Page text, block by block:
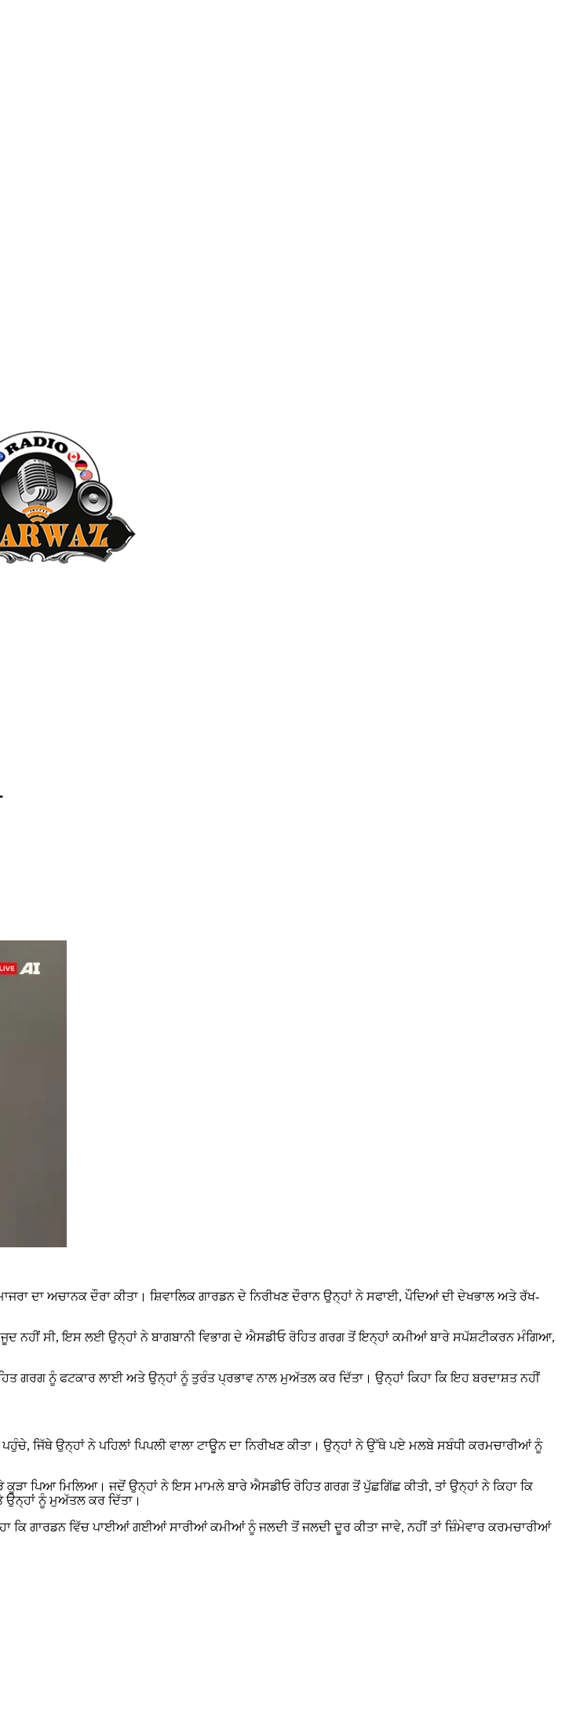
ਦਾ ਅਚਾਨਕ ਦੌਰਾ ਕੀਤਾ। ਸ਼ਿਵਾਲਿਕ ਗਾਰਡਨ ਦੇ ਨਿਰੀਖਣ ਦੌਰਾਨ ਉਨ੍ਹਾਂ ਨੇ ਸਫਾਈ, ਪੌਦਿਆਂ ਦੀ ਦੇਖਭਾਲ ਅਤੇ ਰੱਖ-
ਨਹੀਂ ਸੀ, ਇਸ ਲਈ ਉਨ੍ਹਾਂ ਨੇ ਬਾਗਬਾਨੀ ਵਿਭਾਗ ਦੇ ਐਸਡੀਓ ਰੋਹਿਤ ਗਰਗ ਤੋਂ ਇਨ੍ਹਾਂ ਕਮੀਆਂ ਬਾਰੇ ਸਪੱਸ਼ਟੀਕਰਨ ਮੰਗਿਆ,
ਗਰਗ ਨੂੰ ਫਟਕਾਰ ਲਾਈ ਅਤੇ ਉਨ੍ਹਾਂ ਨੂੰ ਤੁਰੰਤ ਪ੍ਰਭਾਵ ਨਾਲ ਮੁਅੱਤਲ ਕਰ ਦਿੱਤਾ। ਉਨ੍ਹਾਂ ਕਿਹਾ ਕਿ ਇਹ ਬਰਦਾਸ਼ਤ ਨਹੀਂ
ਜਿੱਥੇ ਉਨ੍ਹਾਂ ਨੇ ਪਹਿਲਾਂ ਪਿਪਲੀ ਵਾਲਾ ਟਾਊਨ ਦਾ ਨਿਰੀਖਣ ਕੀਤਾ। ਉਨ੍ਹਾਂ ਨੇ ਉੱਥੇ ਪਏ ਮਲਬੇ ਸਬੰਧੀ ਕਰਮਚਾਰੀਆਂ ਨੂੰ
ਪਿਆ ਮਿਲਿਆ। ਜਦੋਂ ਉਨ੍ਹਾਂ ਨੇ ਇਸ ਮਾਮਲੇ ਬਾਰੇ ਐਸਡੀਓ ਰੋਹਿਤ ਗਰਗ ਤੋਂ ਪੁੱਛਗਿੱਛ ਕੀਤੀ, ਤਾਂ ਉਨ੍ਹਾਂ ਨੇ ਕਿਹਾ ਕਿ
ਉਨ੍ਹਾਂ ਨੂੰ ਮੁਅੱਤਲ ਕਰ ਦਿੱਤਾ।
ਕਿ ਗਾਰਡਨ ਵਿੱਚ ਪਾਈਆਂ ਗਈਆਂ ਸਾਰੀਆਂ ਕਮੀਆਂ ਨੂੰ ਜਲਦੀ ਤੋਂ ਜਲਦੀ ਦੂਰ ਕੀਤਾ ਜਾਵੇ, ਨਹੀਂ ਤਾਂ ਜ਼ਿੰਮੇਵਾਰ ਕਰਮਚਾਰੀਆਂ